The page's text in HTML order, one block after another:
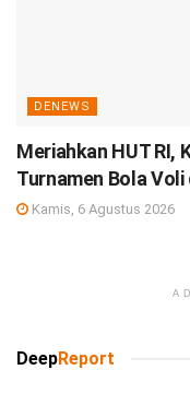
DENEWS
Meriahkan HUT RI,
Turnamen Bola
Kamis, 6 Agustus 2026
DeepReport